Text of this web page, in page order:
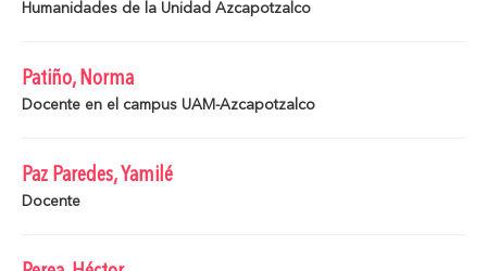
Humanidades de la Unidad Azcapotzalco
Patiño, Norma
Docente en el campus UAM-Azcapotzalco
Paz Paredes, Yamilé
Docente